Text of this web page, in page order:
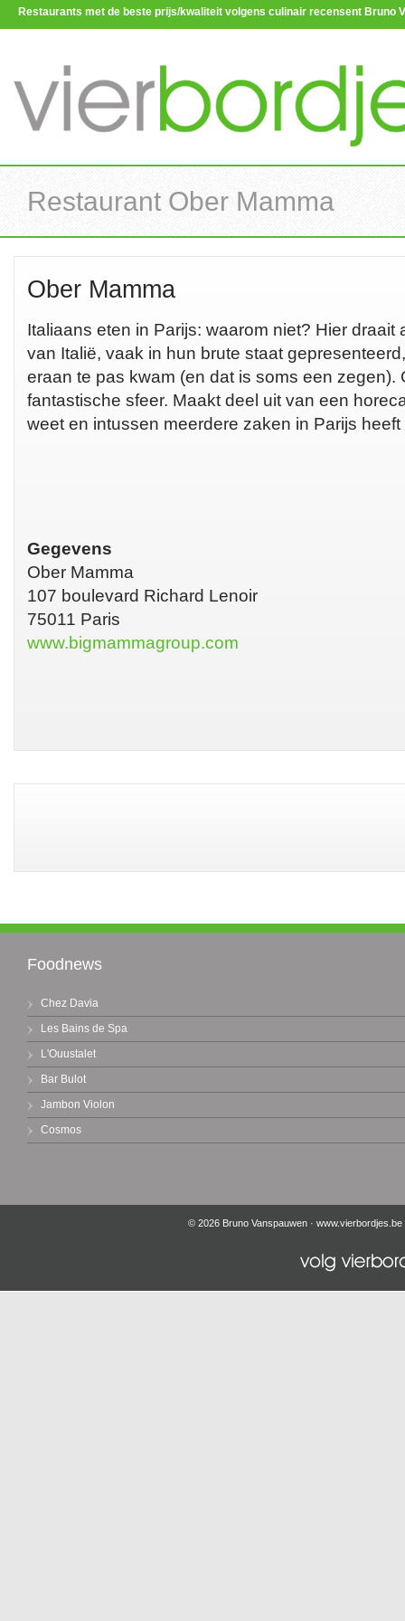
Restaurants met de beste prijs/kwaliteit volgens culinair recensent Bruno
Restaurant Ober Mamma
Ober Mamma
Italiaans eten in Parijs: waarom niet? Hier draait
van Italië, vaak in hun brute staat
eraan te pas kwam (en dat is soms een zegen).
fantastische sfeer. Maakt deel uit van een
weet en intussen meerdere zaken in Parijs
Gegevens
Ober Mamma
107 boulevard Richard Lenoir
75011 Paris
www.bigmammagroup.com
Foodnews
Chez Davia
Les Bains de Spa
L'Ouustalet
Bar Bulot
Jambon Violon
Cosmos
© 2026 Bruno Vanspauwen · www.vierbordjes.be